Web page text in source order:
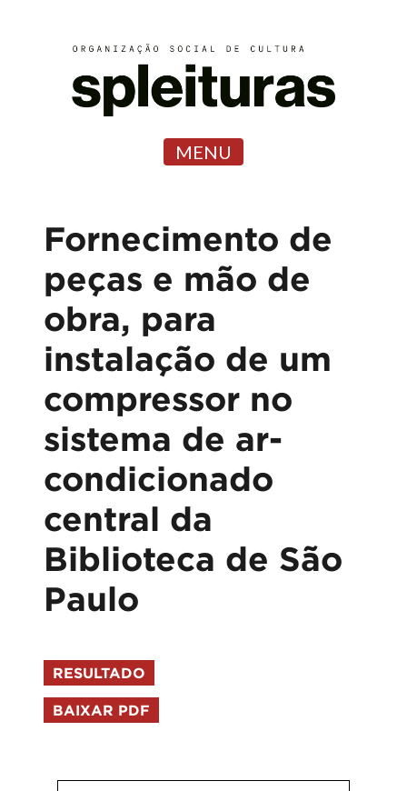
MENU
Fornecimento de
peças e mão de
obra, para
instalação de um
compressor no
sistema de ar-
condicionado
central da
Biblioteca de São
Paulo
RESULTADO
BAIXAR PDF